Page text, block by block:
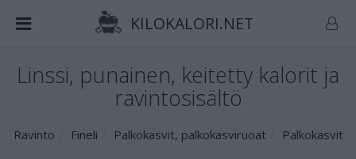
KILOKALORI.NET
Linssi, punainen, keitetty kalorit ja
ravintosisältö
Ravinto Fineli Palkokasvit, palkokasviruoat Palkokasvit